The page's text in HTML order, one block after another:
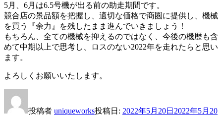
5月、6月は6.5号機が出る前の助走期間です。
競合店の景品額を把握し、適切な価格で商圏に提供し、機械
を買う『余力』を残したまま進んでいきましょう！
もちろん、全ての機械を抑えるのではなく、今後の機歴も含
めて中期以上で思考し、ロスのない2022年を走れたらと思い
ます。
よろしくお願いいたします。
投稿者 uniqueworks投稿日: 2022年5月20日 2022年5月20